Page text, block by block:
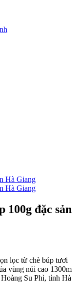
100g đặc sản
lọc từ chè búp tươi
vùng núi cao 1300m
Su Phì, tỉnh Hà